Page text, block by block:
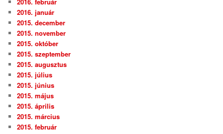
2016. január
2015. december
2015. november
2015. október
2015. szeptember
2015. augusztus
2015. július
2015. június
2015. május
2015. április
2015. március
2015. február